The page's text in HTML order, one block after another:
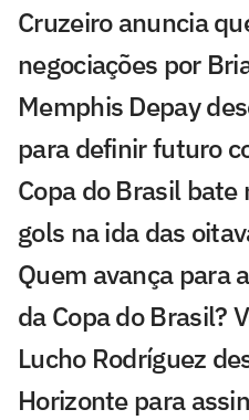
Cruzeiro anuncia
negociações por
Memphis Depay
para definir futuro
Copa do Brasil
gols na ida das
Quem avança para
da Copa do Brasil?
Lucho Rodríguez
Horizonte para